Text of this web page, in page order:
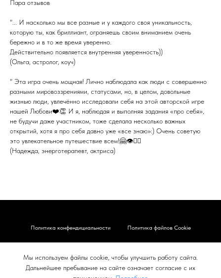
Пара отзывов
"... И насколько мы все разные и у каждого своя уникальность,
которую ты, как бриллиант, ограняешь своим вниманием очень
бережно и в то же время уверенно.
Действительно появляется внутренняя уверенность))
(Ольга, астролог, коуч)
" Эта игра очень мощная! Лично наблюдала как люди с совершенно
разными мировоззрениями, статусами, но, в целом, довольные
жизнью люди, увлечённо исследовали себя на этой авторской игре
нашей Любови❤️👏 И я, наблюдая и выполняя задания «про себя»,
не будучи даже участником, тоже сделала несколько важных
открытий, хотя я про себя давно уже «все знаю»:) Очень советую
это увлекательное путешествие всем!🤗👁❤️‍🔥
(Надежда, энерготерапевт, актриса)
Политика конфендициальности Политика файлов Cookie
Согласие на обработку
Мы используем файлы cookie, чтобы улучшить работу сайта.
Дальнейшее пребывание на сайте означает согласие с их